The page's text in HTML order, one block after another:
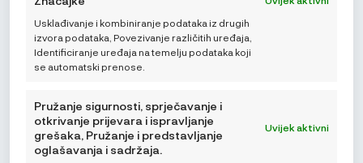
Usklađivanje i kombiniranje podataka iz drugih
izvora podataka, Povezivanje različitih uređaja,
Identificiranje uređaja na temelju podataka koji
se automatski prenose.
Pružanje sigurnosti, sprječavanje i
otkrivanje prijevara i ispravljanje
grešaka, Pružanje i predstavljanje
oglašavanja i sadržaja.
Uvijek aktivni
Mikroedra d.o.o.
(01) 48 22 132
info@najnaj.eu
SAVJETI